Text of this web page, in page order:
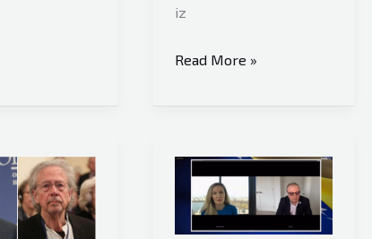
iz
Institut
istraživanje
Kanada
odluci
Read More »